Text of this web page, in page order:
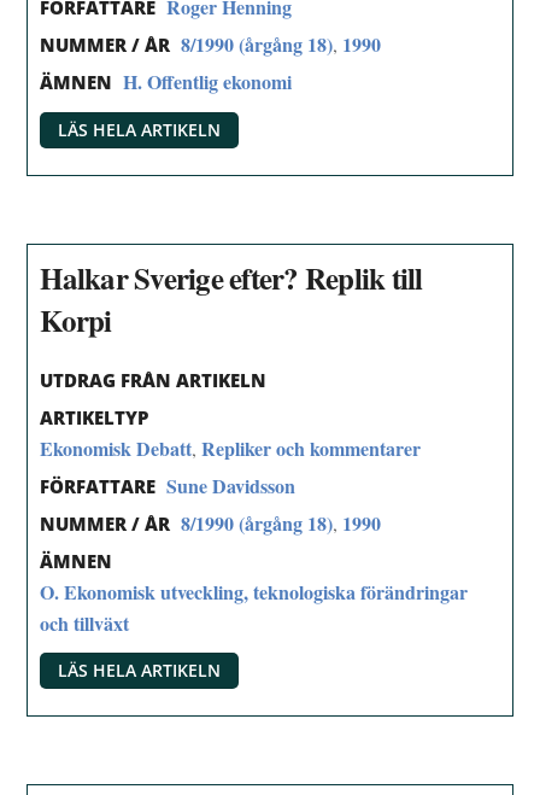
FÖRFATTARE Roger Henning
NUMMER / ÅR 8/1990 (årgång 18), 1990
ÄMNEN H. Offentlig ekonomi
LÄS HELA ARTIKELN
Halkar Sverige efter? Replik till
Korpi
UTDRAG FRÅN ARTIKELN
ARTIKELTYP
Ekonomisk Debatt,Repliker och kommentarer
FÖRFATTARE Sune Davidsson
NUMMER / ÅR 8/1990 (årgång 18), 1990
ÄMNEN
O. Ekonomisk utveckling, teknologiska förändringar
och tillväxt
LÄS HELA ARTIKELN